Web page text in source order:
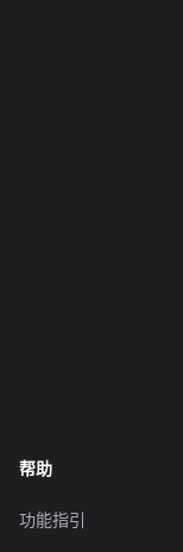
帮助
功能指引